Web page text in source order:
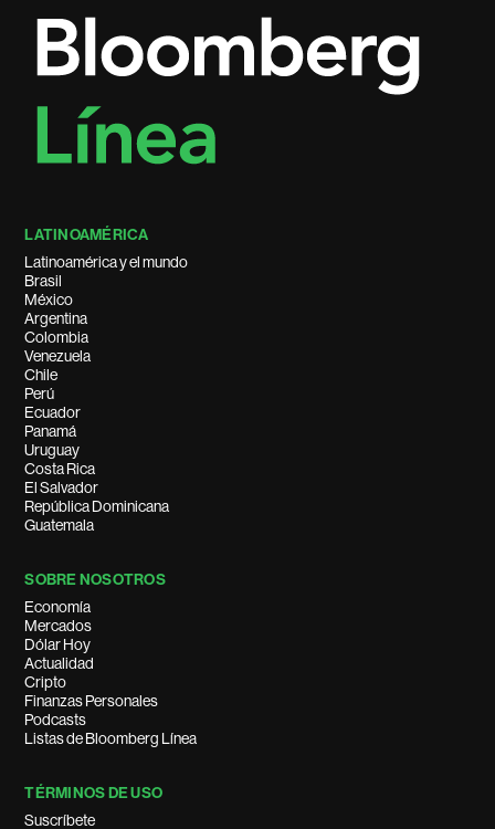
LATINOAMÉRICA
Latinoamérica y el mundo
Brasil
México
Argentina
Colombia
Venezuela
Chile
Perú
Ecuador
Panamá
Uruguay
Costa Rica
El Salvador
República Dominicana
Guatemala
SOBRE NOSOTROS
Economía
Mercados
Dólar Hoy
Actualidad
Cripto
Finanzas Personales
Podcasts
Listas de Bloomberg Línea
TÉRMINOS DE USO
Suscríbete